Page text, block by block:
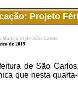
Projeto
Municipal de São Carlos
de 2019
de São
que nesta